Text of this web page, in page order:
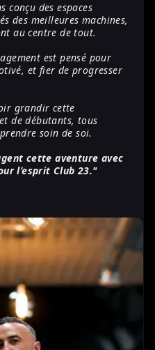
conçu des espaces
des meilleures machines,
au centre de tout.
est pensé pour
et fier de progresser
grandir cette
de débutants, tous
soin de soi.
cette aventure avec
l’esprit Club 23."